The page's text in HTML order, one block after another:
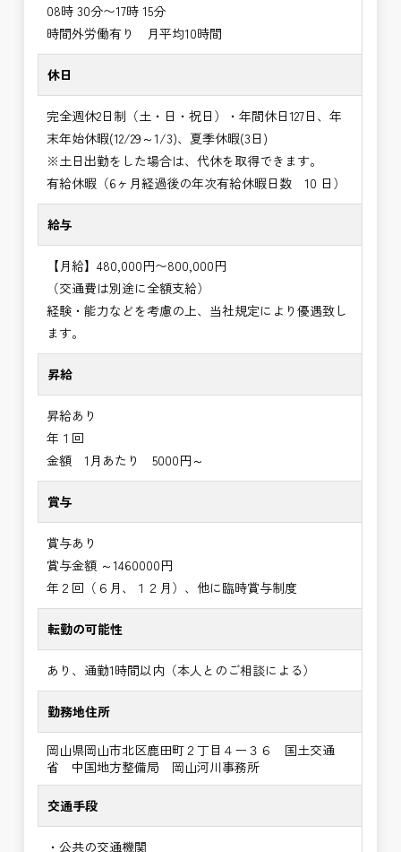
08時 30分〜17時 15分
時間外労働有り 月平均10時間
休日
完全週休2日制（土・日・祝日）・年間休日127日、年
末年始休暇(12/29～1/3)、夏季休暇(3日)
※土日出勤をした場合は、代休を取得できます。
有給休暇（6ヶ月経過後の年次有給休暇日数 10 日）
給与
【月給】480,000円〜800,000円
（交通費は別途に全額支給）
経験・能力などを考慮の上、当社規定により優遇致し
ます。
昇給
昇給あり
年１回
金額 1月あたり 5000円～
賞与
賞与あり
賞与金額 ～1460000円
年２回（６月、１２月）、他に臨時賞与制度
転勤の可能性
あり、通勤1時間以内（本人とのご相談による）
勤務地住所
岡山県岡山市北区鹿田町２丁目４ー３６ 国土交通
省 中国地方整備局 岡山河川事務所
交通手段
・公共の交通機関